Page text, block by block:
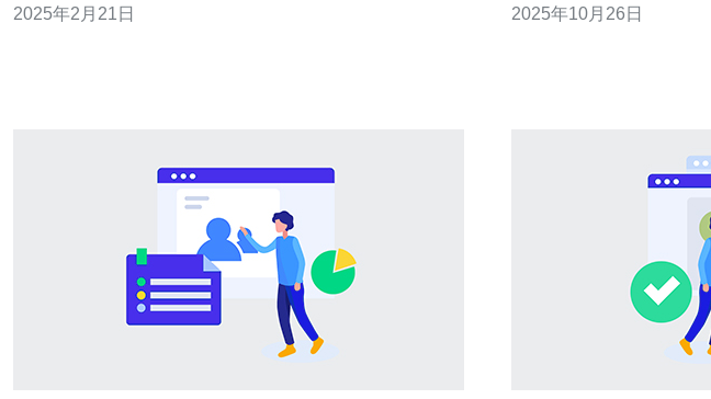
网络架构是中国电信自主研发的下一代国际骨干网络架
2025年2月21日
cn2互联有以下几个显著的优势： 高稳定性
2025年10月26日